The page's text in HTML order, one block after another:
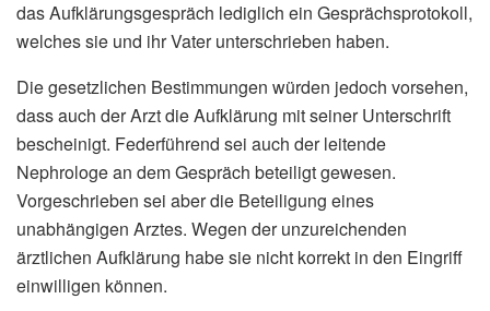
das Aufklärungsgespräch lediglich ein Gesprächsprotokoll,
welches sie und ihr Vater unterschrieben haben.
Die gesetzlichen Bestimmungen würden jedoch vorsehen,
dass auch der Arzt die Aufklärung mit seiner Unterschrift
bescheinigt. Federführend sei auch der leitende
Nephrologe an dem Gespräch beteiligt gewesen.
Vorgeschrieben sei aber die Beteiligung eines
unabhängigen Arztes. Wegen der unzureichenden
ärztlichen Aufklärung habe sie nicht korrekt in den Eingriff
einwilligen können.